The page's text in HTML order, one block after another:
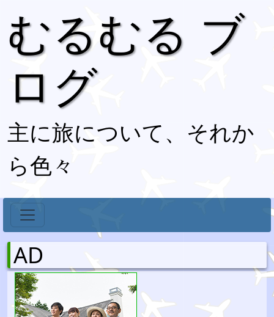
むるむる ブ
ログ
主に旅について、それか
ら色々
AD